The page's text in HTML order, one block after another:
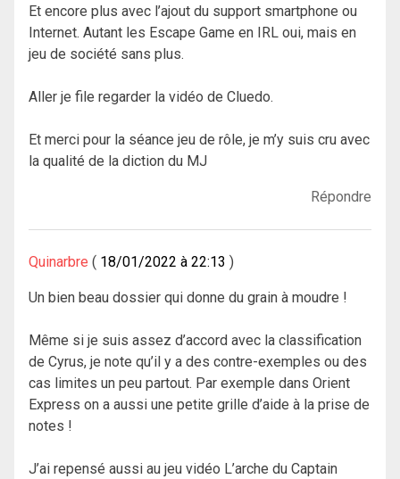
Et encore plus avec l’ajout du support smartphone ou
Internet. Autant les Escape Game en IRL oui, mais en
jeu de société sans plus.
Aller je file regarder la vidéo de Cluedo.
Et merci pour la séance jeu de rôle, je m’y suis cru avec
la qualité de la diction du MJ
Répondre
Quinarbre 18/01/2022 à 22:13
Un bien beau dossier qui donne du grain à moudre !
Même si je suis assez d’accord avec la classification
de Cyrus, je note qu’il y a des contre-exemples ou des
cas limites un peu partout. Par exemple dans Orient
Express on a aussi une petite grille d’aide à la prise de
notes !
J’ai repensé aussi au jeu vidéo L’arche du Captain